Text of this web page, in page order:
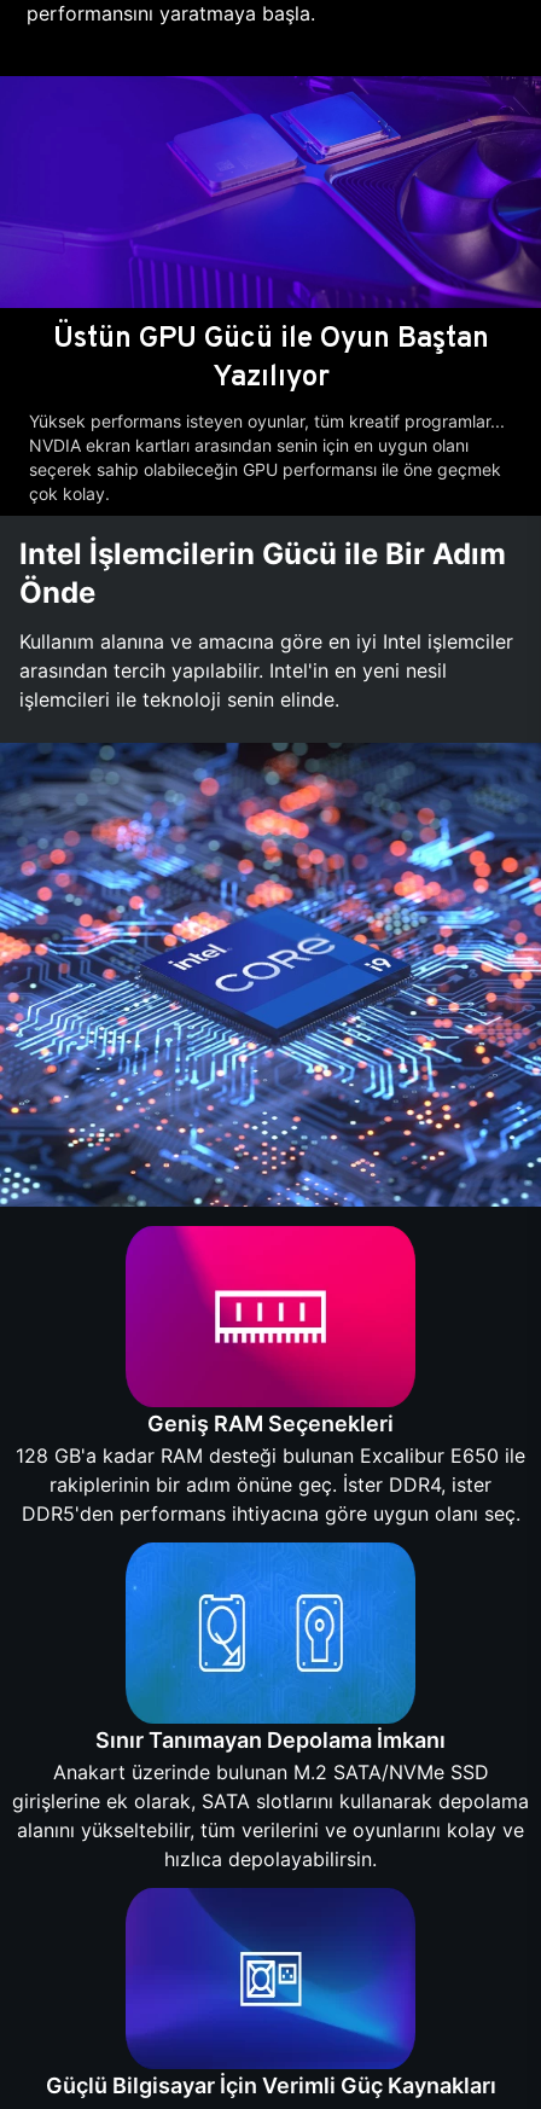
performansını yaratmaya başla.
Üstün GPU Gücü ile Oyun Baştan
Yazılıyor
Yüksek performans isteyen oyunlar, tüm kreatif programlar...
NVDIA ekran kartları arasından senin için en uygun olanı
seçerek sahip olabileceğin GPU performansı ile öne geçmek
çok kolay.
Intel İşlemcilerin Gücü ile Bir Adım
Önde
Kullanım alanına ve amacına göre en iyi Intel işlemciler
arasından tercih yapılabilir. Intel'in en yeni nesil
işlemcileri ile teknoloji senin elinde.
Geniş RAM Seçenekleri
128 GB'a kadar RAM desteği bulunan Excalibur E650 ile
rakiplerinin bir adım önüne geç. İster DDR4, ister
DDR5'den performans ihtiyacına göre uygun olanı seç.
Sınır Tanımayan Depolama İmkanı
Anakart üzerinde bulunan M.2 SATA/NVMe SSD
girişlerine ek olarak, SATA slotlarını kullanarak depolama
alanını yükseltebilir, tüm verilerini ve oyunlarını kolay ve
hızlıca depolayabilirsin.
Güçlü Bilgisayar İçin Verimli Güç Kaynakları